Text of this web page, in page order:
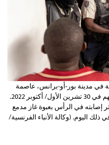
مدينة بور-أو-برانس، عاصمة
هايتي، للمطالبة بالإفراج عن أحد زملائهم في 30 تشرين الأول/ أكتوبر 2022.
في الرأس بعبوة غاز مدمع
اليوم. (وكالة الأنباء الفرنسية/